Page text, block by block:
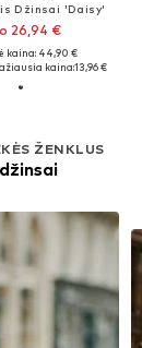
Džinsai 'Daisy'
26,94 €
kaina: 44,90 €
kaina:13,96 €
ŽENKLUS